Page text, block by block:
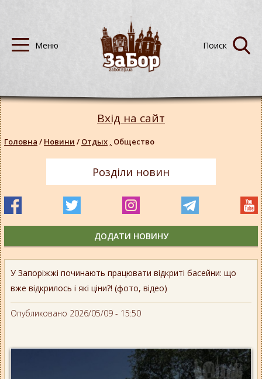
У Запоріжжі починають працювати відкриті басейни: що
вже відкрилось і які ціни?! (фото, відео)
Опубликовано 2026/05/09 - 15:50
Вхід на сайт
Головна / Новини / Отдых , Общество
Розділи новин
ДОДАТИ НОВИНУ